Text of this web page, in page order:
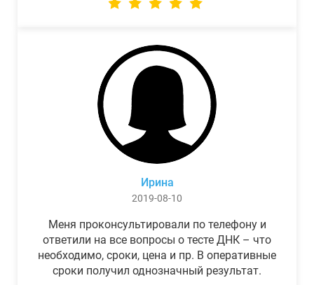
Ирина
2019-08-10
Меня проконсультировали по телефону и
ответили на все вопросы о тесте ДНК – что
необходимо, сроки, цена и пр. В оперативные
сроки получил однозначный результат.